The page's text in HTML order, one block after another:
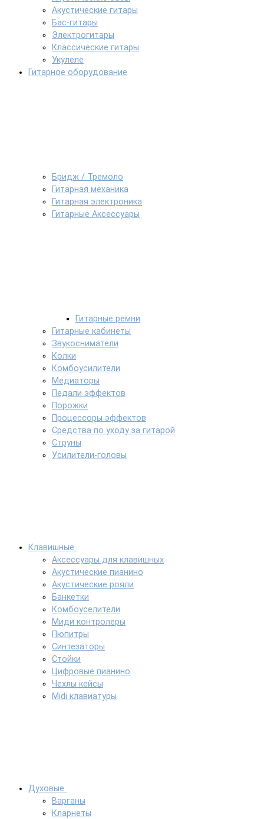
Акустические гитары
Бас-гитары
Электрогитары
Классические гитары
Укулеле
Гитарное оборудование
Бридж / Тремоло
Гитарная механика
Гитарная электроника
Гитарные Аксессуары
Гитарные ремни
Гитарные кабинеты
Звукосниматели
Колки
Комбоусилители
Медиаторы
Педали эффектов
Порожки
Процессоры эффектов
Средства по уходу за гитарой
Струны
Усилители-головы
Клавишные
Аксессуары для клавишных
Акустические пианино
Акустические рояли
Банкетки
Комбоуселители
Миди контролеры
Пюпитры
Синтезаторы
Стойки
Цифровые пианино
Чехлы кейсы
Midi клавиатуры
Духовые
Варганы
Кларнеты